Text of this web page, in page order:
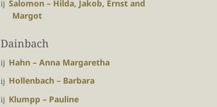
Salomon – Hilda, Jakob, Ernst and
Margot
Dainbach
Hahn – Anna Margaretha
Hollenbach – Barbara
Klumpp – Pauline